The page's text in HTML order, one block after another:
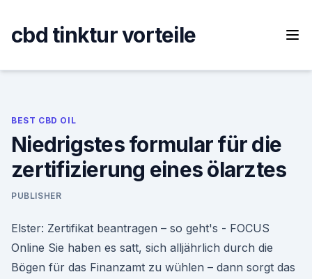
content
cbd tinktur vorteile
BEST CBD OIL
Niedrigstes formular für die
zertifizierung eines ölarztes
PUBLISHER
Elster: Zertifikat beantragen – so geht's - FOCUS
Online Sie haben es satt, sich alljährlich durch die
Bögen für das Finanzamt zu wühlen – dann sorgt das